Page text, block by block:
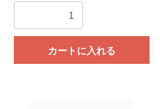
カートに入れる